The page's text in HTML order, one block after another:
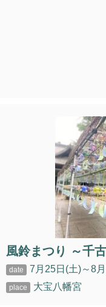
風鈴まつり ～千
7月25日(土)～8
大宝八幡宮